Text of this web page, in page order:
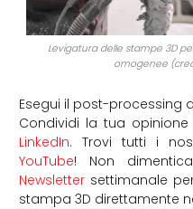
Levigatura delle stampe 3D
omogenee
Esegui il post-processing
Condividi la tua
LinkedIn. Trovi tutti i
YouTube! Non
Newslettersettimanale
stampa 3D direttamente